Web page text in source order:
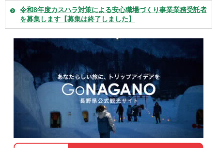
令和8年度カスハラ対策による安心職場づくり事業業務受託者
を募集します【募集は終了しました】